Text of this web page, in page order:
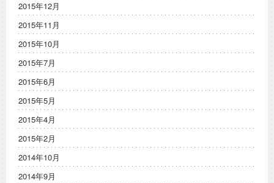
2015年12月
2015年11月
2015年10月
2015年7月
2015年6月
2015年5月
2015年4月
2015年2月
2014年10月
2014年9月